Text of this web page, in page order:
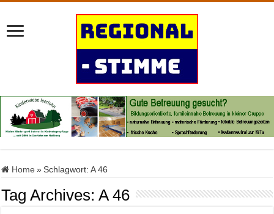
Home » Schlagwort:A 46
Tag Archives:A 46